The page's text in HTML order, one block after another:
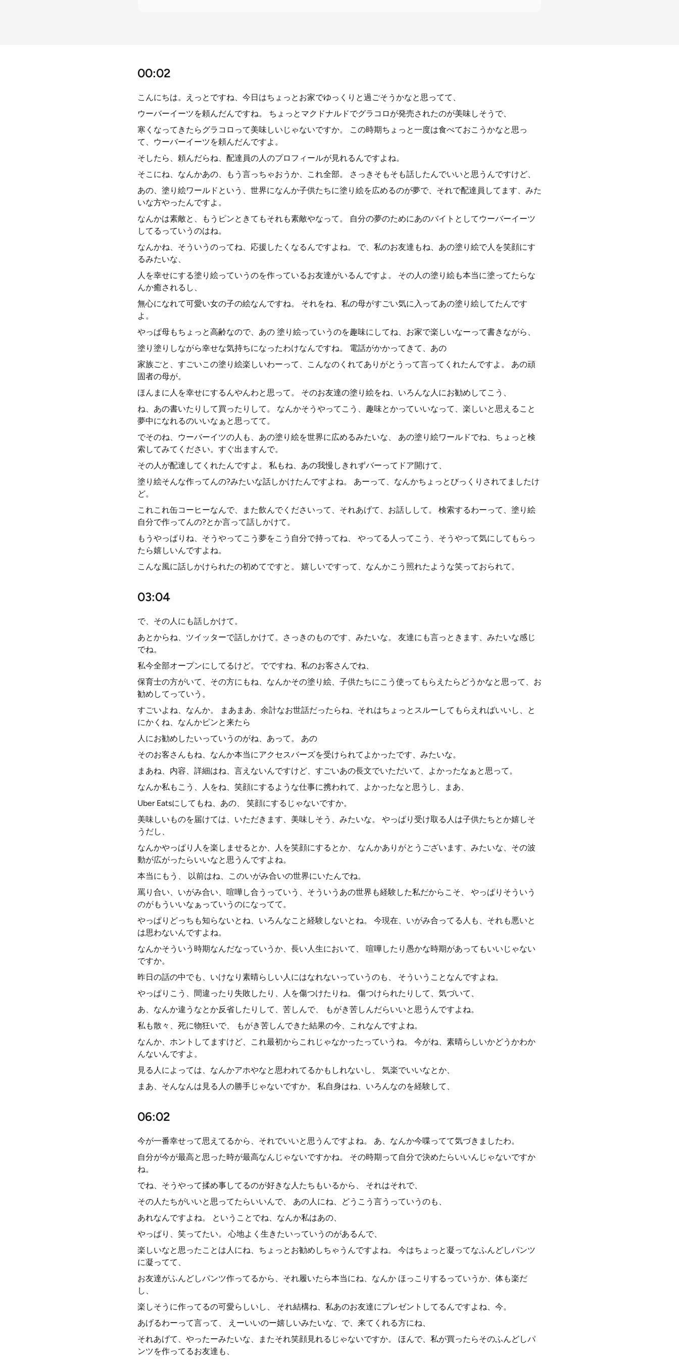
00:02
こんにちは。えっとですね、今日はちょっとお家でゆっくりと過ごそうかなと思ってて、
ウーバーイーツを頼んだんですね。 ちょっとマクドナルドでグラコロが発売されたのが美味しそうで、
寒くなってきたらグラコロって美味しいじゃないですか。 この時期ちょっと一度は食べておこうかなと思っ
て、ウーバーイーツを頼んだんですよ。
そしたら、頼んだらね、配達員の人のプロフィールが見れるんですよね。
そこにね、なんかあの、もう言っちゃおうか、これ全部。 さっきそもそも話したんでいいと思うんですけど、
あの、塗り絵ワールドという、世界になんか子供たちに塗り絵を広めるのが夢で、それで配達員してます、みた
いな方やったんですよ。
なんかは素敵と、もうピンときてもそれも素敵やなって。 自分の夢のためにあのバイトとしてウーバーイーツ
してるっていうのはね。
なんかね、そういうのってね、応援したくなるんですよね。 で、私のお友達もね、あの塗り絵で人を笑顔にす
るみたいな、
人を幸せにする塗り絵っていうのを作っているお友達がいるんですよ。 その人の塗り絵も本当に塗ってたらな
んか癒されるし、
無心になれて可愛い女の子の絵なんですね。 それをね、私の母がすごい気に入ってあの塗り絵してたんです
よ。
やっぱ母もちょっと高齢なので、あの 塗り絵っていうのを趣味にしてね、お家で楽しいなーって書きながら、
塗り塗りしながら幸せな気持ちになったわけなんですね。 電話がかかってきて、あの
家族ごと、すごいこの塗り絵楽しいわーって、こんなのくれてありがとうって言ってくれたんですよ。 あの頑
固者の母が。
ほんまに人を幸せにするんやんわと思って。 そのお友達の塗り絵をね、いろんな人にお勧めしてこう、
ね、あの書いたりして買ったりして。 なんかそうやってこう、趣味とかっていいなって、楽しいと思えること
夢中になれるのいいなぁと思ってて。
でそのね、ウーバーイツの人も、あの塗り絵を世界に広めるみたいな、 あの塗り絵ワールドでね、ちょっと検
索してみてください。すぐ出ますんで。
その人が配達してくれたんですよ。 私もね、あの我慢しきれずバーってドア開けて、
塗り絵そんな作ってんの?みたいな話しかけたんですよね。 あーって、なんかちょっとびっくりされてましたけ
ど。
これこれ缶コーヒーなんで、また飲んでくださいって、それあげて、お話しして。 検索するわーって、塗り絵
自分で作ってんの?とか言って話しかけて。
もうやっぱりね、そうやってこう夢をこう自分で持ってね、 やってる人ってこう、そうやって気にしてもらっ
たら嬉しいんですよね。
こんな風に話しかけられたの初めてですと。 嬉しいですって、なんかこう照れたような笑っておられて。
03:04
で、その人にも話しかけて。
あとからね、ツイッターで話しかけて。さっきのものです、みたいな。 友達にも言っときます、みたいな感じ
でね。
私今全部オープンにしてるけど。 でですね、私のお客さんでね、
保育士の方がいて、その方にもね、なんかその塗り絵、子供たちにこう使ってもらえたらどうかなと思って、お
勧めしてっていう。
すごいよね、なんか。 まあまあ、余計なお世話だったらね、それはちょっとスルーしてもらえればいいし、と
にかくね、なんかピンと来たら
人にお勧めしたいっていうのがね、あって。 あの
そのお客さんもね、なんか本当にアクセスバーズを受けられてよかったです、みたいな。
まあね、内容、詳細はね、言えないんですけど、すごいあの長文でいただいて、よかったなぁと思って。
なんか私もこう、人をね、笑顔にするような仕事に携われて、よかったなと思うし、まあ、
Uber Eatsにしてもね、あの、 笑顔にするじゃないですか。
美味しいものを届けては、いただきます、美味しそう、みたいな。 やっぱり受け取る人は子供たちとか嬉しそ
うだし、
なんかやっぱり人を楽しませるとか、人を笑顔にするとか、 なんかありがとうございます、みたいな、その波
動が広がったらいいなと思うんですよね。
本当にもう、 以前はね、このいがみ合いの世界にいたんでね。
罵り合い、いがみ合い、喧嘩し合うっていう、そういうあの世界も経験した私だからこそ、 やっぱりそういう
のがもういいなぁっていうのになってて。
やっぱりどっちも知らないとね、いろんなこと経験しないとね。 今現在、いがみ合ってる人も、それも悪いと
は思わないんですよね。
なんかそういう時期なんだなっていうか、長い人生において、 喧嘩したり愚かな時期があってもいいじゃない
ですか。
昨日の話の中でも、いけなり素晴らしい人にはなれないっていうのも、 そういうことなんですよね。
やっぱりこう、間違ったり失敗したり、人を傷つけたりね。 傷つけられたりして、気づいて、
あ、なんか違うなとか反省したりして、苦しんで、 もがき苦しんだらいいと思うんですよね。
私も散々、死に物狂いで、 もがき苦しんできた結果の今、これなんですよね。
なんか、ホントしてますけど、これ最初からこれじゃなかったっていうね。 今がね、素晴らしいかどうかわか
んないんですよ。
見る人によっては、なんかアホやなと思われてるかもしれないし、 気楽でいいなとか、
まあ、そんなんは見る人の勝手じゃないですか。 私自身はね、いろんなのを経験して、
06:02
今が一番幸せって思えてるから、それでいいと思うんですよね。 あ、なんか今喋ってて気づきましたわ。
自分が今が最高と思った時が最高なんじゃないですかね。 その時期って自分で決めたらいいんじゃないですか
ね。
でね、そうやって揉め事してるのが好きな人たちもいるから、 それはそれで、
その人たちがいいと思ってたらいいんで、 あの人にね、どうこう言うっていうのも、
あれなんですよね。 ということでね、なんか私はあの、
やっぱり、笑ってたい。 心地よく生きたいっていうのがあるんで、
楽しいなと思ったことは人にね、ちょっとお勧めしちゃうんですよね。 今はちょっと凝ってなふんどしパンツ
に凝ってて、
お友達がふんどしパンツ作ってるから、それ履いたら本当にね、なんか ほっこりするっていうか、体も楽だ
し、
楽しそうに作ってるの可愛らしいし、 それ結構ね、私あのお友達にプレゼントしてるんですよね、今。
あげるわーって言って、 えーいいのー嬉しいみたいな、で、来てくれる方にね、
それあげて、やったーみたいな、またそれ笑顔見れるじゃないですか。 ほんで、私が買ったらそのふんどしパ
ンツを作ってるお友達も、